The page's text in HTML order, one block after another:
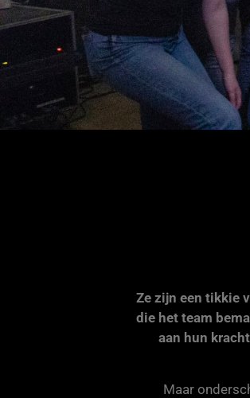
Ze zijn een tikkie
die het team
aan hun
Maar